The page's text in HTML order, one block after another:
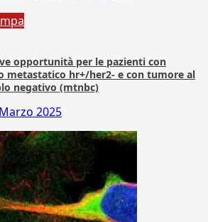
opportunità per le pazienti con
metastatico hr+/her2- e con tumore al
negativo (mtnbc)
2025